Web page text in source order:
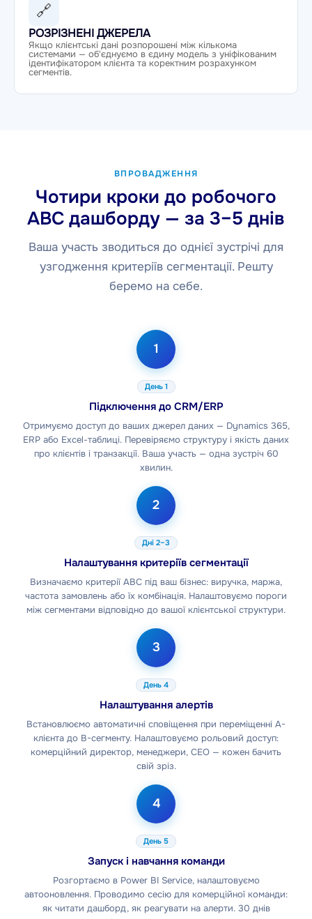
🔗
РОЗРІЗНЕНІ ДЖЕРЕЛА
Якщо клієнтські дані розпорошені між кількома
системами — об'єднуємо в єдину модель з уніфікованим
ідентифікатором клієнта та коректним розрахунком
сегментів.
ВПРОВАДЖЕННЯ
Чотири кроки до робочого
ABC дашборду — за 3–5 днів
Ваша участь зводиться до однієї зустрічі для
узгодження критеріїв сегментації. Решту
беремо на себе.
1
День 1
Підключення до CRM/ERP
Отримуємо доступ до ваших джерел даних — Dynamics 365,
ERP або Excel-таблиці. Перевіряємо структуру і якість даних
про клієнтів і транзакції. Ваша участь — одна зустріч 60
хвилин.
2
Дні 2–3
Налаштування критеріїв сегментації
Визначаємо критерії ABC під ваш бізнес: виручка, маржа,
частота замовлень або їх комбінація. Налаштовуємо пороги
між сегментами відповідно до вашої клієнтської структури.
3
День 4
Налаштування алертів
Встановлюємо автоматичні сповіщення при переміщенні A-
клієнта до B-сегменту. Налаштовуємо рольовий доступ:
комерційний директор, менеджери, CEO — кожен бачить
свій зріз.
4
День 5
Запуск і навчання команди
Розгортаємо в Power BI Service, налаштовуємо
автооновлення. Проводимо сесію для комерційної команди:
як читати дашборд, як реагувати на алерти. 30 днів